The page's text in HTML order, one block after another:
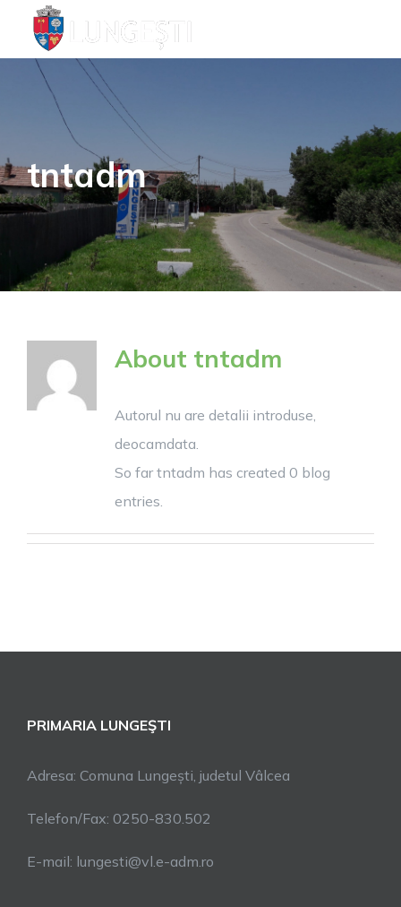
content
tntadm
About tntadm
Autorul nu are detalii introduse,
deocamdata.
So far tntadm has created 0 blog
entries.
PRIMARIA LUNGEŞTI
Adresa: Comuna Lungești, judetul Vâlcea
Telefon/Fax: 0250-830.502
E-mail: lungesti@vl.e-adm.ro